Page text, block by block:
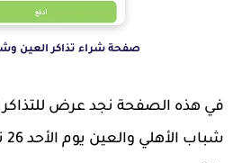
صفحة شراء تذاكر العين
في هذه الصفحة نجد عرض للتذاكر